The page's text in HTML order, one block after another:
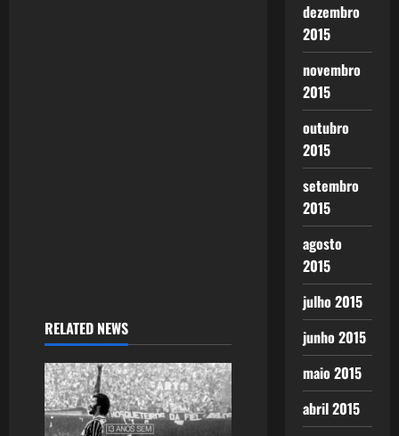
RELATED NEWS
dezembro
2015
novembro
2015
outubro
2015
setembro
2015
agosto
2015
julho 2015
junho 2015
maio 2015
abril 2015